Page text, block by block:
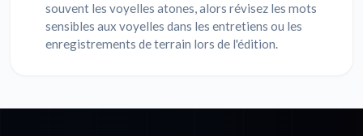
souvent les voyelles atones, alors révisez les mots
sensibles aux voyelles dans les entretiens ou les
enregistrements de terrain lors de l'édition.